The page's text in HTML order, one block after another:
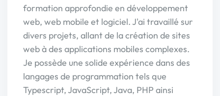
formation approfondie en développement
web, web mobile et logiciel. J'ai travaillé sur
divers projets, allant de la création de sites
web à des applications mobiles complexes.
Je possède une solide expérience dans des
langages de programmation tels que
Typescript, JavaScript, Java, PHP ainsi